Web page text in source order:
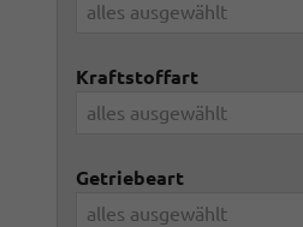
alles ausgewählt
Kraftstoffart
alles ausgewählt
Getriebeart
alles ausgewählt